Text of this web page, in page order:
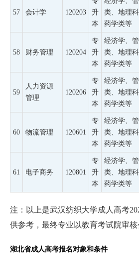
57 会计学 120203
升
本
类、地理
药学类等
58 财务管理 120204
专
升
本
经济学、
类、地理
药学类等
59
人力资源
管理
120206
专
升
本
经济学、
类、地理
药学类等
60 物流管理 120601
专
升
本
经济学、
类、地理
药学类等
61 电子商务 120801
专
升
本
经济学、
类、地理
药学类等
注：以上是武汉纺织大学成人高考
供参考，最终专业以教育考试院审核
湖北省成人高考报名对象和条件